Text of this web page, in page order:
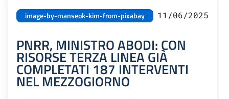
image-by-manseok-kim-from-pixabay 11/06/2025
PNRR, MINISTRO ABODI: CON
RISORSE TERZA LINEA GIÀ
COMPLETATI 187 INTERVENTI
NEL MEZZOGIORNO